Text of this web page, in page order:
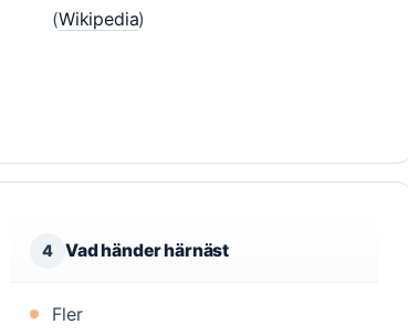
(Wikipedia)
4 Vad händer härnäst
Fler